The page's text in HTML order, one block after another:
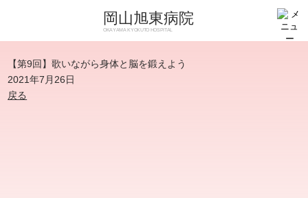
岡山旭東病院
OKAYAMA KYOKUTO HOSPITAL
【第9回】歌いながら身体と脳を鍛えよう
2021年7月26日
戻る